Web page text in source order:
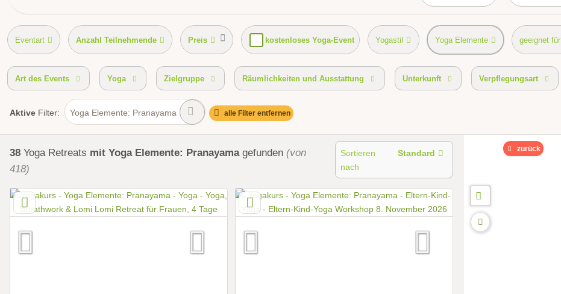
Eventart Anzahl Teilnehmende Preis kostenloses Yoga-Event Yogastil Yoga Elemente geeignet für
Art des Events Yoga Zielgruppe Räumlichkeiten und Ausstattung Unterkunft Verpflegungsart
Aktive Filter: Yoga Elemente: Pranayama alle Filter entfernen
38 Yoga Retreats mit Yoga Elemente: Pranayama gefunden (von
418)
Sortieren
nach
Standard zurück